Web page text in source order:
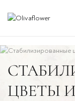
ЦВЕТЫ